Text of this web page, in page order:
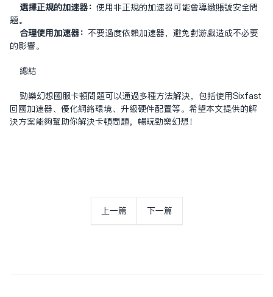
选择正规的加速器： 使用非正规的加速器可能会导致账号安全问
题。
合理使用加速器： 不要过度依赖加速器，避免对游戏造成不必要
的影响。
总结
劲乐幻想国服卡顿问题可以通过多种方法解决，包括使用Sixfast
回国加速器、优化网络环境、升级硬件配置等。希望本文提供的解
决方案能够帮助你解决卡顿问题，畅玩劲乐幻想！
上一篇 下一篇